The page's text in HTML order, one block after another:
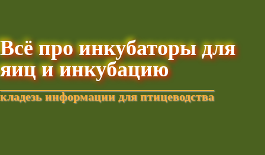
Всё про инкубаторы для
яиц и инкубацию
кладезь информации для птицеводства